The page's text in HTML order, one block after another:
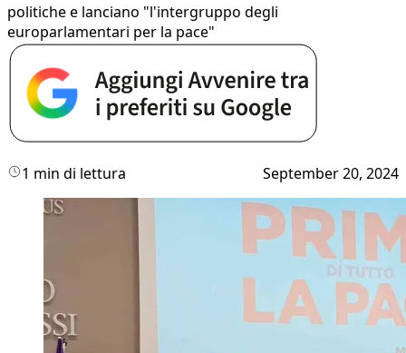
politiche e lanciano "l'intergruppo degli
europarlamentari per la pace"
1 min di lettura September 20, 2024